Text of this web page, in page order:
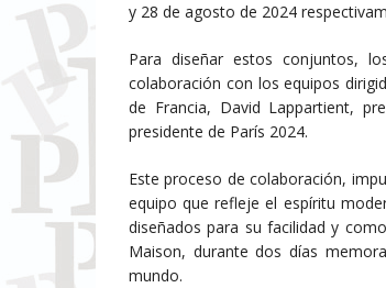
y 28 de agosto de 2024
Para diseñar estos conjuntos,
colaboración con los equipos
de Francia, David Lappartient,
presidente de París 2024.
Este proceso de colaboración,
equipo que refleje el espíritu
diseñados para su facilidad y
Maison, durante dos días
mundo.